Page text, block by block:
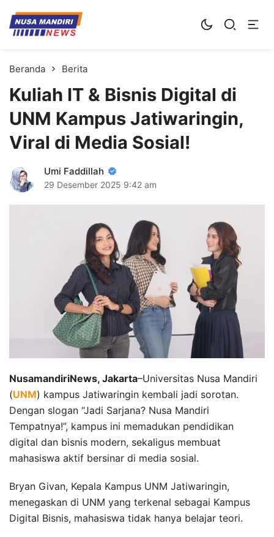
Kampus Digital Bisnis
Universitas Nusa Mandiri
Beranda Berita
Kuliah IT & Bisnis Digital di
UNM Kampus Jatiwaringin,
Viral di Media Sosial!
Umi Faddillah
29 Desember 2025 9:42 am
NusamandiriNews, Jakarta–Universitas Nusa Mandiri
(UNM) kampus Jatiwaringin kembali jadi sorotan.
Dengan slogan “Jadi Sarjana? Nusa Mandiri
Tempatnya!”, kampus ini memadukan pendidikan
digital dan bisnis modern, sekaligus membuat
mahasiswa aktif bersinar di media sosial.
Bryan Givan, Kepala Kampus UNM Jatiwaringin,
menegaskan di UNM yang terkenal sebagai Kampus
Digital Bisnis, mahasiswa tidak hanya belajar teori.